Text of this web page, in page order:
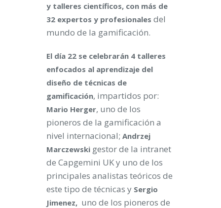
y talleres científicos, con más de
32 expertos y profesionales del
mundo de la gamificación.
El día 22 se celebrarán 4 talleres
enfocados al aprendizaje del
diseño de técnicas de
gamificación, impartidos por:
Mario Herger, uno de los
pioneros de la gamificación a
nivel internacional; Andrzej
Marczewski gestor de la intranet
de Capgemini UK y uno de los
principales analistas teóricos de
este tipo de técnicas y Sergio
Jimenez, uno de los pioneros de